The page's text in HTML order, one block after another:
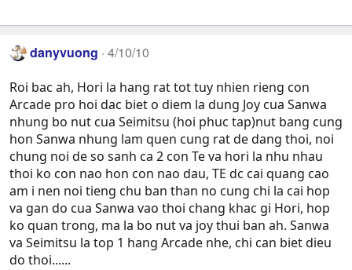
danyvuong 4/10/10
Roi bac ah, Hori la hang rat tot tuy nhien rieng con
Arcade pro hoi dac biet o diem la dung Joy cua Sanwa
nhung bo nut cua Seimitsu (hoi phuc tap)nut bang cung
hon Sanwa nhung lam quen cung rat de dang thoi, noi
chung noi de so sanh ca 2 con Te va hori la nhu nhau
thoi ko con nao hon con nao dau, TE dc cai quang cao
am i nen noi tieng chu ban than no cung chi la cai hop
va gan do cua Sanwa vao thoi chang khac gi Hori, hop
ko quan trong, ma la bo nut va joy thui ban ah. Sanwa
va Seimitsu la top 1 hang Arcade nhe, chi can biet dieu
do thoi......